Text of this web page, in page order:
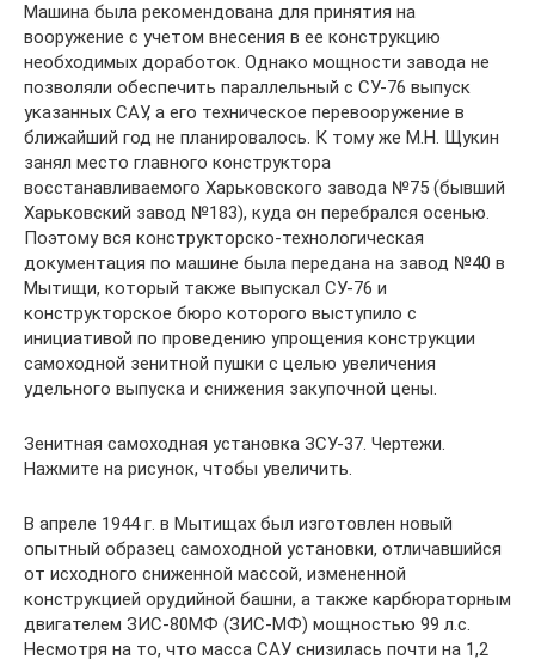
Машина была рекомендована для принятия на
вооружение с учетом внесения в ее конструкцию
необходимых доработок. Однако мощности завода не
позволяли обеспечить параллельный с СУ-76 выпуск
указанных САУ, а его техническое перевооружение в
ближайший год не планировалось. К тому же М.Н. Щукин
занял место главного конструктора
восстанавливаемого Харьковского завода №75 (бывший
Харьковский завод №183), куда он перебрался осенью.
Поэтому вся конструкторско-технологическая
документация по машине была передана на завод №40 в
Мытищи, который также выпускал СУ-76 и
конструкторское бюро которого выступило с
инициативой по проведению упрощения конструкции
самоходной зенитной пушки с целью увеличения
удельного выпуска и снижения закупочной цены.
Зенитная самоходная установка ЗСУ-37. Чертежи.
Нажмите на рисунок, чтобы увеличить.
В апреле 1944 г. в Мытищах был изготовлен новый
опытный образец самоходной установки, отличавшийся
от исходного сниженной массой, измененной
конструкцией орудийной башни, а также карбюраторным
двигателем ЗИС-80МФ (ЗИС-МФ) мощностью 99 л.с.
Несмотря на то, что масса САУ снизилась почти на 1,2